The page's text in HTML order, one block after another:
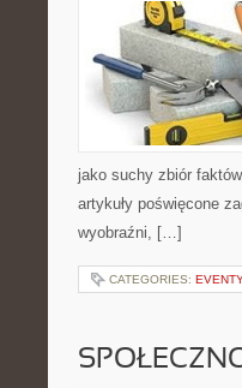
jako suchy zbiór
artykuły poświęcone
wyobraźni, […]
CATEGORIES: